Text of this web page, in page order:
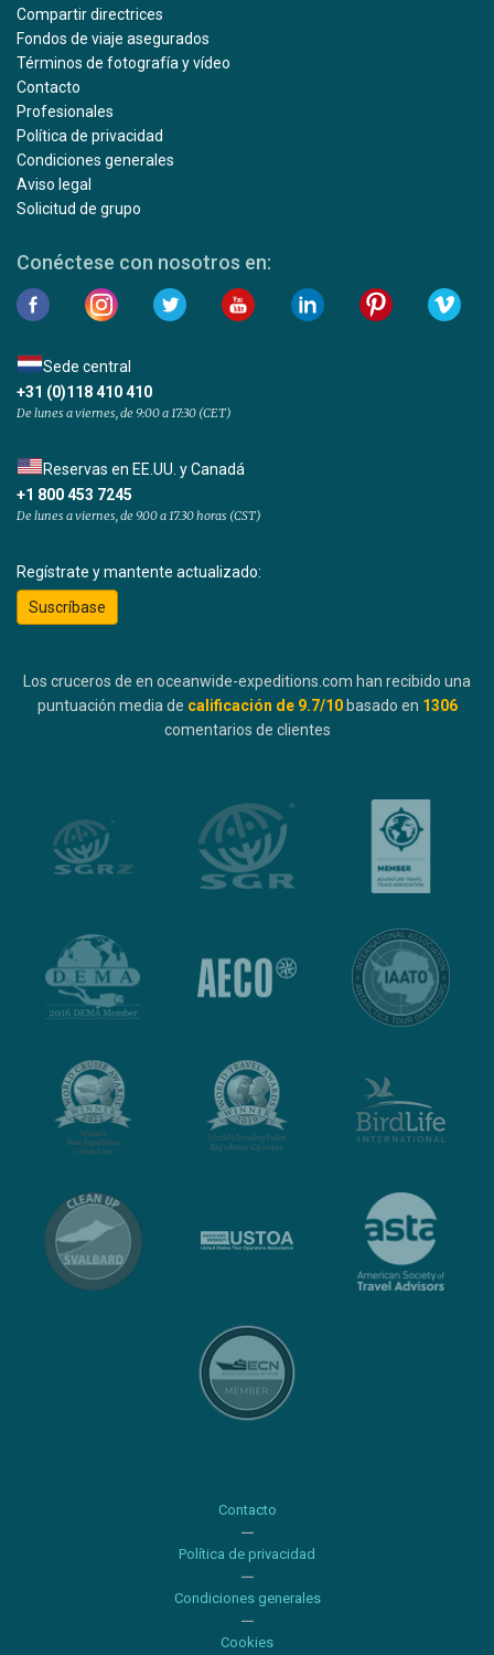
Compartir directrices
Fondos de viaje asegurados
Términos de fotografía y vídeo
Contacto
Profesionales
Política de privacidad
Condiciones generales
Aviso legal
Solicitud de grupo
Conéctese con nosotros en:
Sede central
+31 (0)118 410 410
De lunes a viernes, de 9:00 a 17:30 (CET)
Reservas en EE.UU. y Canadá
+1 800 453 7245
De lunes a viernes, de 9.00 a 17.30 horas (CST)
Regístrate y mantente actualizado:
Suscríbase
Los cruceros de en oceanwide-expeditions.com han recibido una
puntuación media de calificación de 9.7/10 basado en 1306
comentarios de clientes
Contacto
Política de privacidad
Condiciones generales
Cookies